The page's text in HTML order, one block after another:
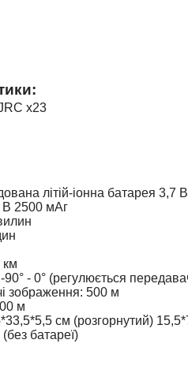
x23
літій-іонна батарея 3,7
В 2500 мАг
км
90° - 0° (регулюється
зображення: 500 м
м
см (розгорнутий)
батареї)